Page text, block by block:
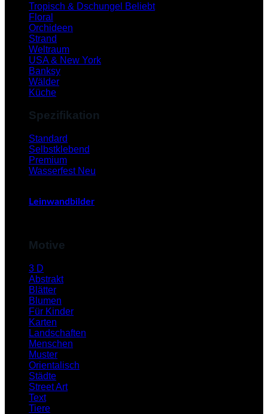
Tropisch & Dschungel
Floral
Orchideen
Strand
Weltraum
USA & New York
Banksy
Wälder
Küche
Spezifikation
Standard
Selbstklebend
Premium
Wasserfest
Leinwandbilder
Motive
3 D
Abstrakt
Blätter
Blumen
Für Kinder
Karten
Landschaften
Menschen
Muster
Orientalisch
Städte
Street Art
Text
Tiere